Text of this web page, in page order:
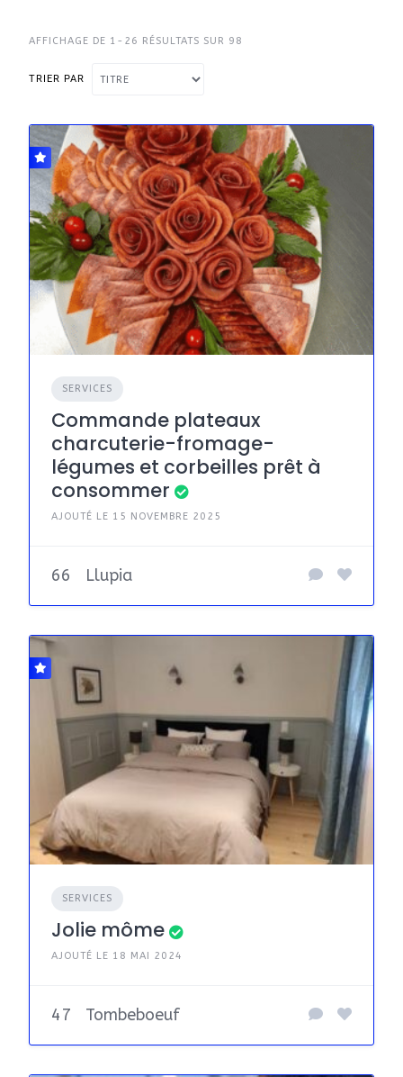
AFFICHAGE DE 1-26 RÉSULTATS SUR 98
TRIER PAR
SERVICES
Commande plateaux
charcuterie-fromage-
légumes et corbeilles prêt à
consommer
AJOUTÉ LE 15 NOVEMBRE 2025
66 Llupia
SERVICES
Jolie môme
AJOUTÉ LE 18 MAI 2024
47 Tombeboeuf